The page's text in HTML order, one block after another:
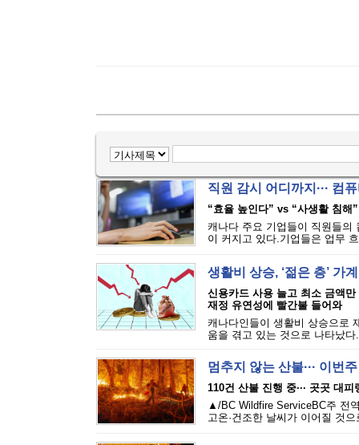
직원 감시 어디까지··· 컴
“효율 높인다” vs “사생활 침해”
캐나다 주요 기업들이 직원들의
이 커지고 있다.기업들은 업무
생활비 상승, ‘젊은 층’ 가
신용카드 사용 늘고 최소 금액만
재정 유연성에 빨간불 들어와
캐나다인들이 생활비 상승으로
움을 겪고 있는 것으로 나타났
멈추지 않는 산불··· 이번
110건 산불 진행 중··· 곳곳 대피
▲/BC Wildfire ServiceBC주 전
고온·건조한 날씨가 이어질 것